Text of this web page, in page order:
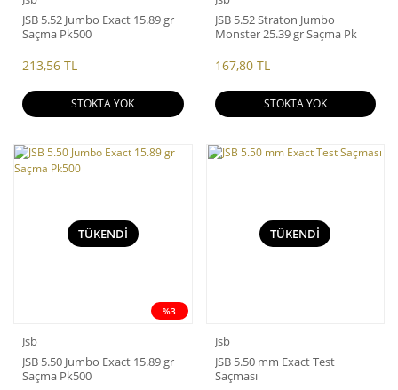
JSB 5.52 Jumbo Exact 15.89 gr
Saçma Pk500
213,56 TL
STOKTA YOK
JSB 5.52 Straton Jumbo
Monster 25.39 gr Saçma Pk
167,80 TL
STOKTA YOK
%3
TÜKENDİ
Jsb
JSB 5.50 Jumbo Exact 15.89 gr
Saçma Pk500
TÜKENDİ
Jsb
JSB 5.50 mm Exact Test
Saçması